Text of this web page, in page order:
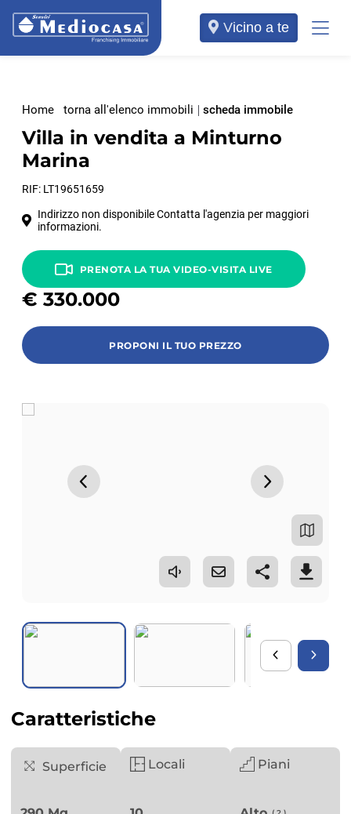
Vicino a te
Home torna all'elenco immobili scheda immobile
Villa in vendita a Minturno
Marina
RIF: LT19651659
Indirizzo non disponibile Contatta l'agenzia per maggiori
informazioni.
PRENOTA LA TUA VIDEO-VISITA LIVE
€ 330.000
PROPONI IL TUO PREZZO
Caratteristiche
Superficie Locali Piani